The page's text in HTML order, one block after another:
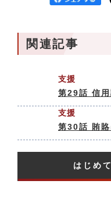
関連記事
支援
第29話 信用
支援
第30話 賄
はじめ